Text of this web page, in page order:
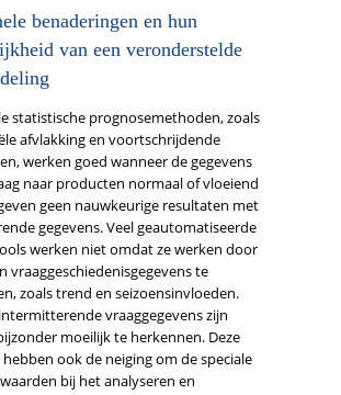
benaderingen en hun
van een veronderstelde
statistische prognosemethoden, zoals
afvlakking en voortschrijdende
werken goed wanneer de gegevens
naar producten normaal of vloeiend
geen nauwkeurige resultaten met
gegevens. Veel geautomatiseerde
werken niet omdat ze werken door
vraaggeschiedenisgegevens te
zoals trend en seizoensinvloeden.
vraaggegevens zijn
moeilijk te herkennen. Deze
ook de neiging om de speciale
bij het analyseren en